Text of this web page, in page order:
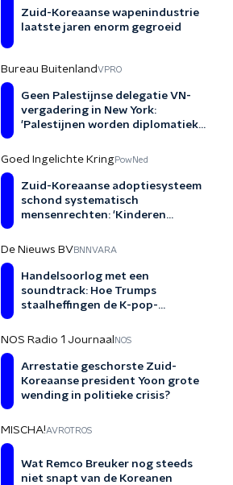
Zuid-Koreaanse wapenindustrie
laatste jaren enorm gegroeid
Bureau BuitenlandVPRO
Geen Palestijnse delegatie VN-
vergadering in New York:
'Palestijnen worden diplomatiek
Goed Ingelichte KringPowNed
Zuid-Koreaanse adoptiesysteem
schond systematisch
mensenrechten: 'Kinderen
De Nieuws BVBNNVARA
Handelsoorlog met een
soundtrack: Hoe Trumps
staalheffingen de K-pop-
NOS Radio 1 Journaal NOS
Arrestatie geschorste Zuid-
Koreaanse president Yoon grote
wending in politieke crisis?
MISCHA!AVROTROS
Wat Remco Breuker nog steeds
niet snapt van de Koreanen